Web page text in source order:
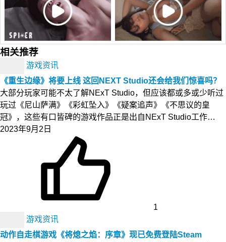
相关推荐
游戏资讯
《重生边缘》将要上线 这回NEXT Studio还会给我们惊喜吗？
大部分玩家可能不太了解NExT Studio，但应该都或多或少听过
玩过《尼山萨满》《彩虹坠入》《疑案追声》《不思议的皇
冠》，这些有口皆碑的游戏作品正是出自NExT Studio工作…
2023年9月2日
1
游戏资讯
动作自走棋游戏《将熄之焰：序章》现已免费登陆Steam